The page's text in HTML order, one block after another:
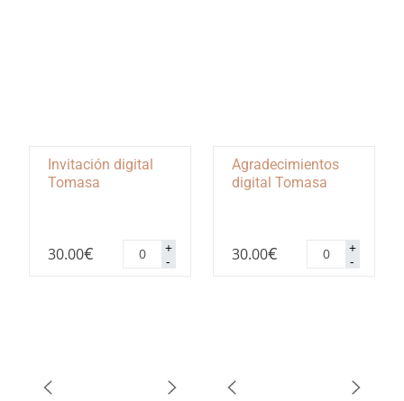
Invitación digital
Tomasa
30.00€ -
Invitación
digital
Tomasa
+
Agradecimientos
digital Tomasa
30.00€ -
digital
Tomasa
+